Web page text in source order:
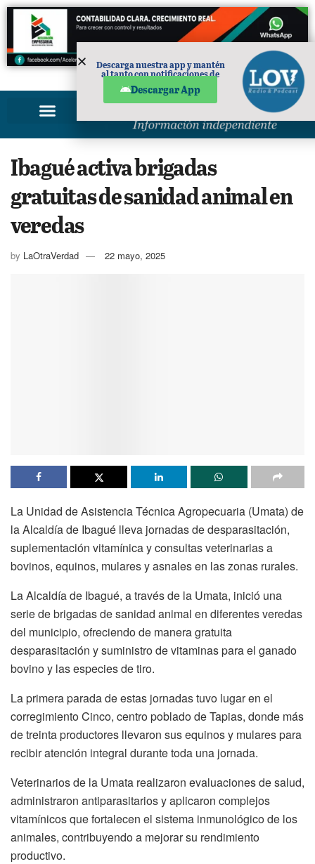
PUBLICIDAD
Ibagué activa brigadas
gratuitas de sanidad animal en
veredas
by LaOtraVerdad 22 mayo, 2025
La Unidad de Asistencia Técnica Agropecuaria (Umata) de
la Alcaldía de Ibagué lleva jornadas de desparasitación,
suplementación vitamínica y consultas veterinarias a
bovinos, equinos, mulares y asnales en las zonas rurales.
La Alcaldía de Ibagué, a través de la Umata, inició una
serie de brigadas de sanidad animal en diferentes veredas
del municipio, ofreciendo de manera gratuita
desparasitación y suministro de vitaminas para el ganado
bovino y las especies de tiro.
La primera parada de estas jornadas tuvo lugar en el
corregimiento Cinco, centro poblado de Tapias, donde más
de treinta productores llevaron sus equinos y mulares para
recibir atención integral durante toda una jornada.
Veterinarios de la Umata realizaron evaluaciones de salud,
administraron antiparasitarios y aplicaron complejos
vitamínicos que fortalecen el sistema inmunológico de los
animales, contribuyendo a mejorar su rendimiento
productivo.
Descarga nuestra app y mantén
al tanto con notificaciones de
Descargar App